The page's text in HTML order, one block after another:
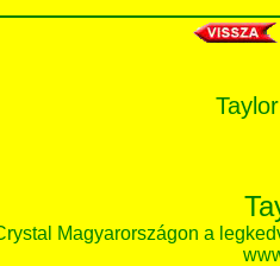
Magyarországon a